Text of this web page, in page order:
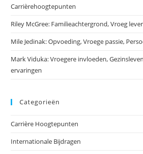
Carrièrehoogtepunten
Riley McGree: Familieachtergrond, Vroeg
Mile Jedinak: Opvoeding, Vroege passie,
Mark Viduka: Vroegere invloeden,
ervaringen
Categorieën
Carrière Hoogtepunten
Internationale Bijdragen